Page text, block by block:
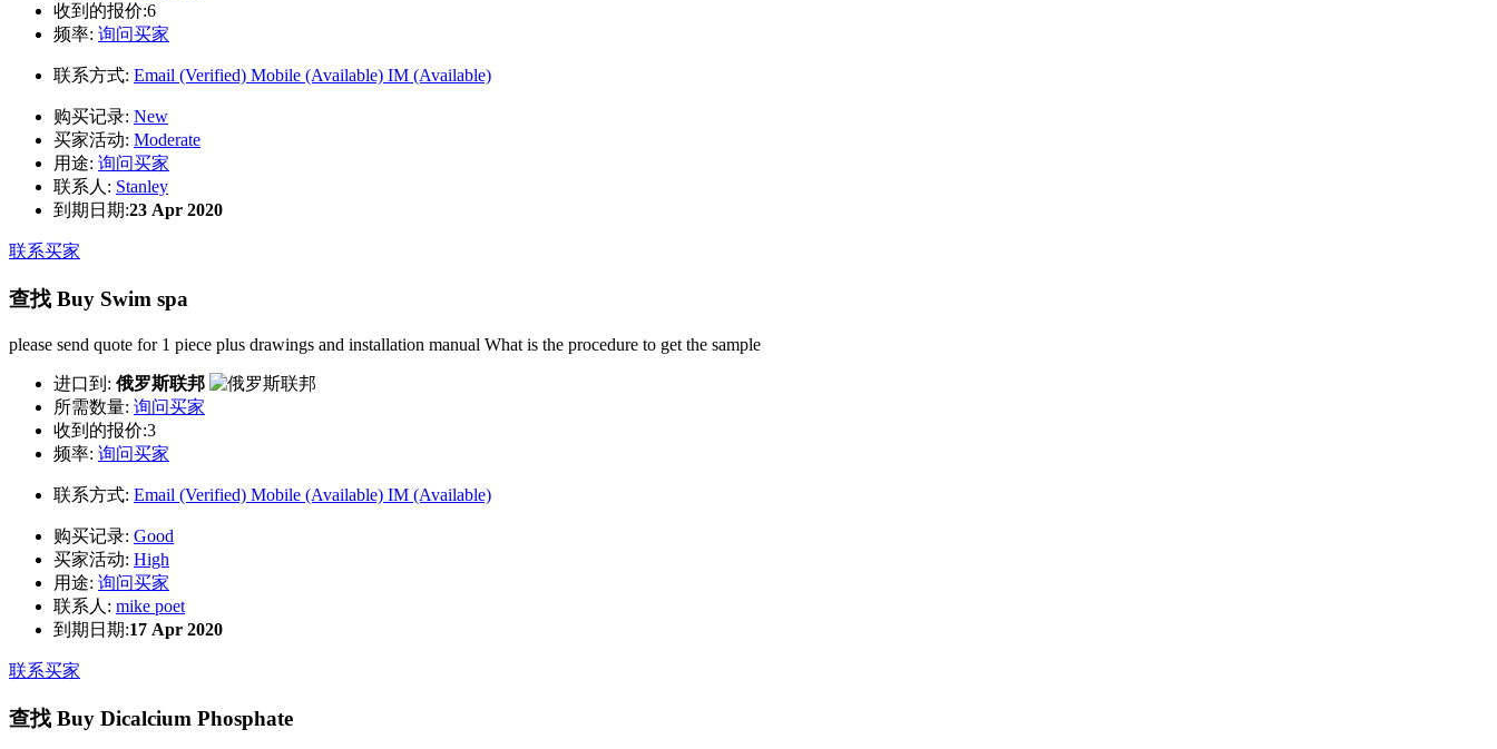
收到的报价:6
频率: 询问买家
联系方式: Email (Verified) Mobile (Available) IM (Available)
购买记录: New
买家活动: Moderate
用途: 询问买家
联系人: Stanley
到期日期:23 Apr 2020
联系买家
查找 Buy Swim spa
please send quote for 1 piece plus drawings and installation manual What is the procedure to get the sample
进口到: 俄罗斯联邦
所需数量: 询问买家
收到的报价:3
频率: 询问买家
联系方式: Email (Verified) Mobile (Available) IM (Available)
购买记录: Good
买家活动: High
用途: 询问买家
联系人: mike poet
到期日期:17 Apr 2020
联系买家
查找 Buy Dicalcium Phosphate